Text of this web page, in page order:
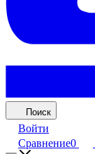
Поиск
Войти
Сравнение0